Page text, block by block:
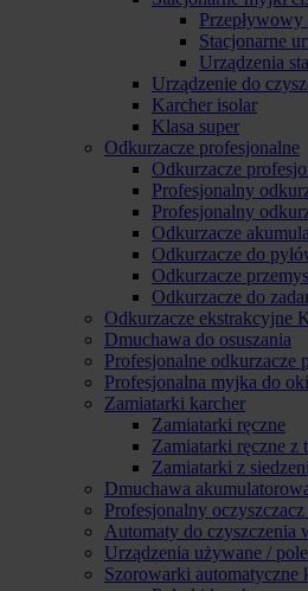
Stacjonarne
Urządzenia
Urządzenie do
Karcher isolar
Klasa super
Odkurzacze profesjonalne
Odkurzacze
Profesjonalny
Profesjonalny
Odkurzacze
Odkurzacze do
Odkurzacze
Odkurzacze do
Odkurzacze ekstrakcyjne
Dmuchawa do osuszania
Profesjonalne odkurzacze
Profesjonalna myjka do
Zamiatarki karcher
Zamiatarki ręczne
Zamiatarki ręczne z
Zamiatarki z
Dmuchawa
Profesjonalny
Automaty do czyszczenia
Urządzenia używane /
Szorowarki automatyczne